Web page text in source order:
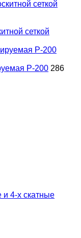
сеткой
Р-200 286
4-х скатные